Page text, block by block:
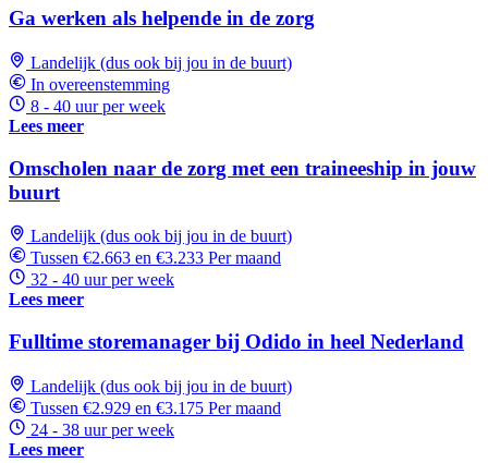
Ga werken als helpende in de zorg
Landelijk (dus ook bij jou in de buurt)
In overeenstemming
8 - 40 uur per week
Lees meer
Omscholen naar de zorg met een traineeship in jouw
buurt
Landelijk (dus ook bij jou in de buurt)
Tussen €2.663 en €3.233 Per maand
32 - 40 uur per week
Lees meer
Fulltime storemanager bij Odido in heel Nederland
Landelijk (dus ook bij jou in de buurt)
Tussen €2.929 en €3.175 Per maand
24 - 38 uur per week
Lees meer